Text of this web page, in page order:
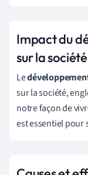
Impact du
sur la société
Le
sur la société,
notre façon de
est essentiel pour